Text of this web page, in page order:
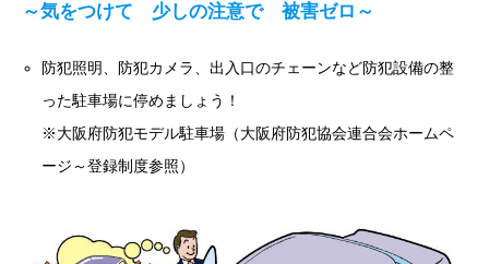
～気をつけて 少しの注意で 被害ゼロ～
防犯照明、防犯カメラ、出入口のチェーンなど防犯設備の整
った駐車場に停めましょう！
※大阪府防犯モデル駐車場（大阪府防犯協会連合会ホームペ
ージ～登録制度参照）